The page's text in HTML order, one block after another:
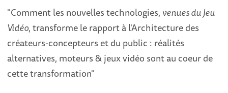
"Comment les nouvelles technologies, venues du Jeu
Vidéo, transforme le rapport à l'Architecture des
créateurs-concepteurs et du public : réalités
alternatives, moteurs & jeux vidéo sont au coeur de
cette transformation"